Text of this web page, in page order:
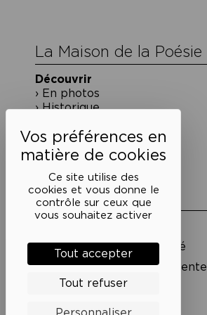
Ce site utilise des
cookies et vous donne le
contrôle sur ceux que
vous souhaitez activer
Tout accepter
Tout refuser
La Maison de la Poésie
Découvrir
En photos
Historique
L’équipe
Liens utiles
Politique de confidentialité
Conditions générales de vente
Cookies